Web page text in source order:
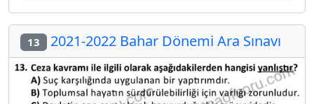
13 2021-2022 Bahar Dönemi Ara Sınavı